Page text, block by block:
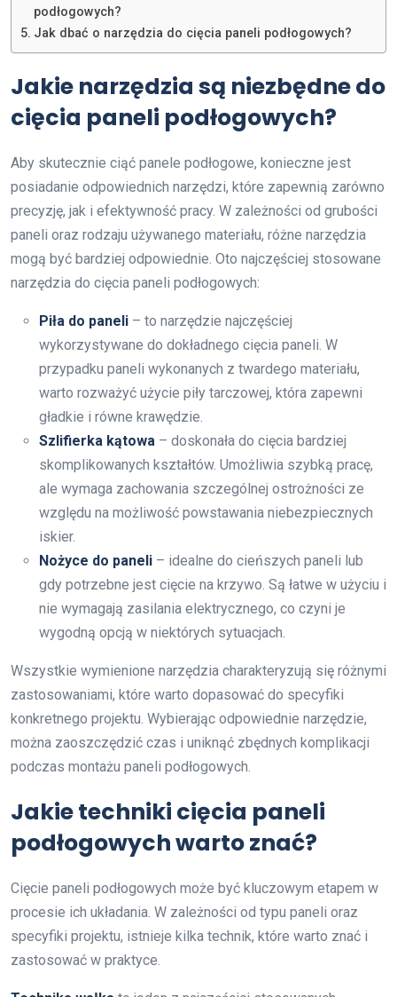
podłogowych?
Jak dbać o narzędzia do cięcia paneli podłogowych?
Jakie narzędzia są niezbędne do
cięcia paneli podłogowych?
Aby skutecznie ciąć panele podłogowe, konieczne jest
posiadanie odpowiednich narzędzi, które zapewnią zarówno
precyzję, jak i efektywność pracy. W zależności od grubości
paneli oraz rodzaju używanego materiału, różne narzędzia
mogą być bardziej odpowiednie. Oto najczęściej stosowane
narzędzia do cięcia paneli podłogowych:
Piła do paneli – to narzędzie najczęściej
wykorzystywane do dokładnego cięcia paneli. W
przypadku paneli wykonanych z twardego materiału,
warto rozważyć użycie piły tarczowej, która zapewni
gładkie i równe krawędzie.
Szlifierka kątowa – doskonała do cięcia bardziej
skomplikowanych kształtów. Umożliwia szybką pracę,
ale wymaga zachowania szczególnej ostrożności ze
względu na możliwość powstawania niebezpiecznych
iskier.
Nożyce do paneli – idealne do cieńszych paneli lub
gdy potrzebne jest cięcie na krzywo. Są łatwe w użyciu i
nie wymagają zasilania elektrycznego, co czyni je
wygodną opcją w niektórych sytuacjach.
Wszystkie wymienione narzędzia charakteryzują się różnymi
zastosowaniami, które warto dopasować do specyfiki
konkretnego projektu. Wybierając odpowiednie narzędzie,
można zaoszczędzić czas i uniknąć zbędnych komplikacji
podczas montażu paneli podłogowych.
Jakie techniki cięcia paneli
podłogowych warto znać?
Cięcie paneli podłogowych może być kluczowym etapem w
procesie ich układania. W zależności od typu paneli oraz
specyfiki projektu, istnieje kilka technik, które warto znać i
zastosować w praktyce.